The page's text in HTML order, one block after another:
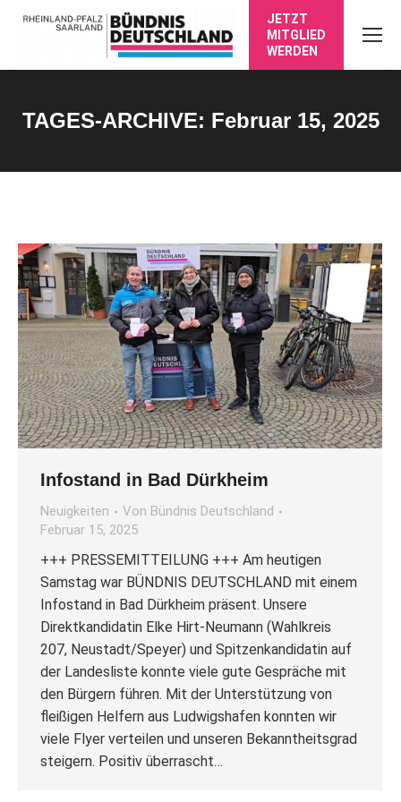
JETZT
MITGLIED
WERDEN
TAGES-ARCHIVE: Februar 15, 2025
Infostand in Bad Dürkheim
Neuigkeiten Von Bündnis Deutschland
Februar 15, 2025
+++ PRESSEMITTEILUNG +++ Am heutigen
Samstag war BÜNDNIS DEUTSCHLAND mit einem
Infostand in Bad Dürkheim präsent. Unsere
Direktkandidatin Elke Hirt-Neumann (Wahlkreis
207, Neustadt/Speyer) und Spitzenkandidatin auf
der Landesliste konnte viele gute Gespräche mit
den Bürgern führen. Mit der Unterstützung von
fleißigen Helfern aus Ludwigshafen konnten wir
viele Flyer verteilen und unseren Bekanntheitsgrad
steigern. Positiv überrascht…